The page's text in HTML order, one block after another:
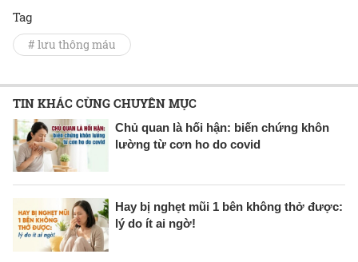
Tag
# lưu thông máu
TIN KHÁC CÙNG CHUYÊN MỤC
Chủ quan là hối hận: biến chứng khôn
lường từ cơn ho do covid
Hay bị nghẹt mũi 1 bên không thở được:
lý do ít ai ngờ!